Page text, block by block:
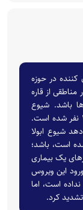
کننده در حوزه
از قاره
باشد. شیوع
بیماری ابولا که منجر به کشته شدن بیش از ۲۲۰ نفر شده است.
شیوع ابولا
است، باشد؛
یک بیماری
این ویروس
است، اما
کرد.